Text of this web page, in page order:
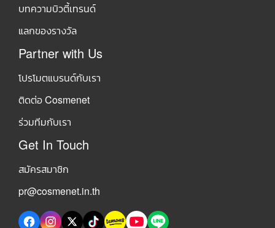
บทความบิวตี้เทรนด์
แลกของรางวัล
Partner with Us
โปรโมตแบรนด์กับเรา
ติดต่อ Cosmenet
ร่วมทีมกับเรา
Get In Touch
สมัครสมาชิก
pr@cosmenet.in.th